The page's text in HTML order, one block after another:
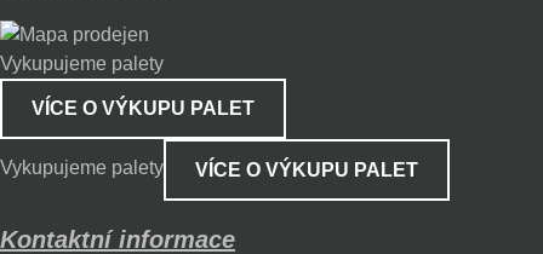
Vykupujeme palety
VÍCE O VÝKUPU PALET
Vykupujeme palety VÍCE O VÝKUPU PALET
Kontaktní informace